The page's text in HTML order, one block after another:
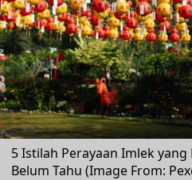
5 Istilah Perayaan Imlek
Belum Tahu (Image From: